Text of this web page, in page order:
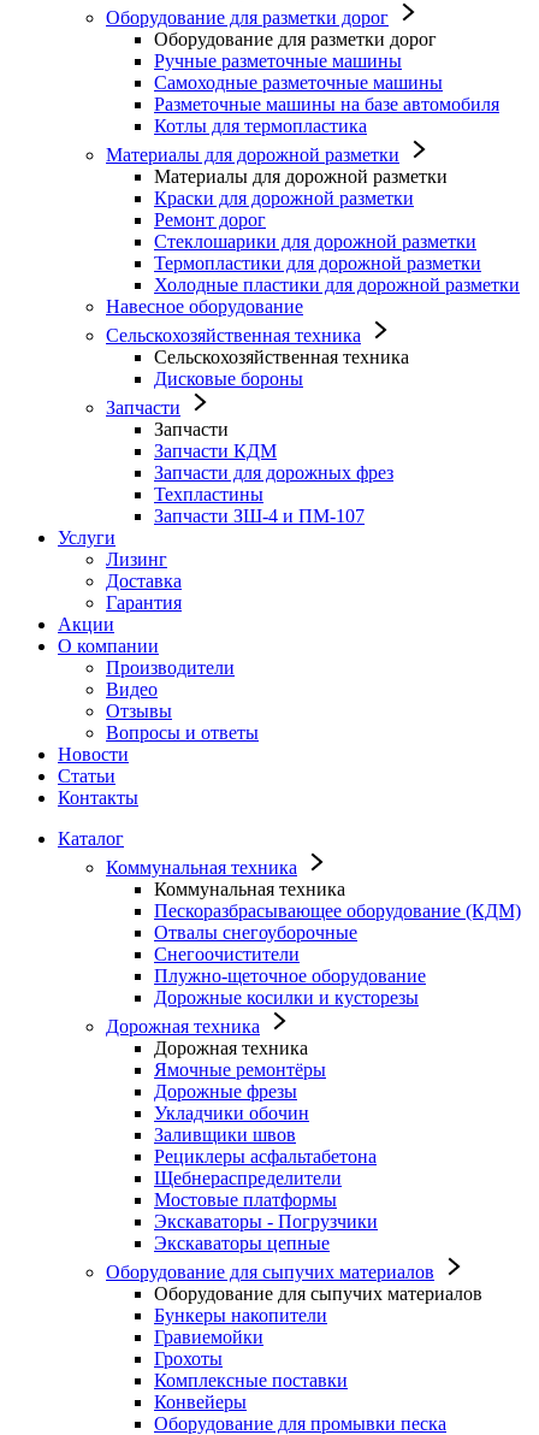
Оборудование для разметки дорог
Оборудование для разметки дорог
Ручные разметочные машины
Самоходные разметочные машины
Разметочные машины на базе автомобиля
Котлы для термопластика
Материалы для дорожной разметки
Материалы для дорожной разметки
Краски для дорожной разметки
Ремонт дорог
Стеклошарики для дорожной разметки
Термопластики для дорожной разметки
Холодные пластики для дорожной разметки
Навесное оборудование
Сельскохозяйственная техника
Сельскохозяйственная техника
Дисковые бороны
Запчасти
Запчасти
Запчасти КДМ
Запчасти для дорожных фрез
Техпластины
Запчасти ЗШ-4 и ПМ-107
Услуги
Лизинг
Доставка
Гарантия
Акции
О компании
Производители
Видео
Отзывы
Вопросы и ответы
Новости
Статьи
Контакты
Каталог
Коммунальная техника
Коммунальная техника
Пескоразбрасывающее оборудование (КДМ)
Отвалы снегоуборочные
Снегоочистители
Плужно-щеточное оборудование
Дорожные косилки и кусторезы
Дорожная техника
Дорожная техника
Ямочные ремонтёры
Дорожные фрезы
Укладчики обочин
Заливщики швов
Рециклеры асфальтабетона
Щебнераспределители
Мостовые платформы
Экскаваторы - Погрузчики
Экскаваторы цепные
Оборудование для сыпучих материалов
Оборудование для сыпучих материалов
Бункеры накопители
Гравиемойки
Грохоты
Комплексные поставки
Конвейеры
Оборудование для промывки песка